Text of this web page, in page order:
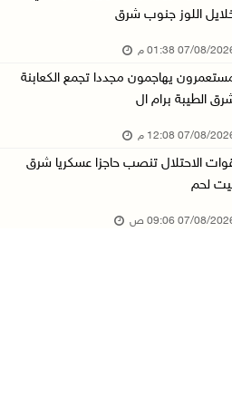
قوات الاحتلال تنصب حاجزا عسكريا شرق
مستعمرون بحماية قوات الاحتلال
محافظة القدس: انسحاب قوات الاحتلال
اللوز جنوب شرق
08/2026 01:38 م
يهاجمون مجددا تجمع الكعابنة
الطيبة برام ال
08/2026 12:08 م
الاحتلال تنصب حاجزا عسكريا شرق
لحم
08/2026 09:06 ص